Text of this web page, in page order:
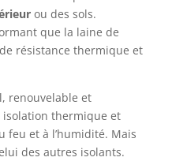
ou des sols.
que la laine de
résistance thermique et
renouvelable et
isolation thermique et
feu et à l’humidité. Mais
des autres isolants.